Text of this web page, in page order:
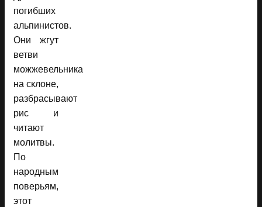
погибших
альпинистов.
Они жгут
ветви
можжевельника
на склоне,
разбрасывают
рис и
читают
молитвы.
По
народным
поверьям,
этот